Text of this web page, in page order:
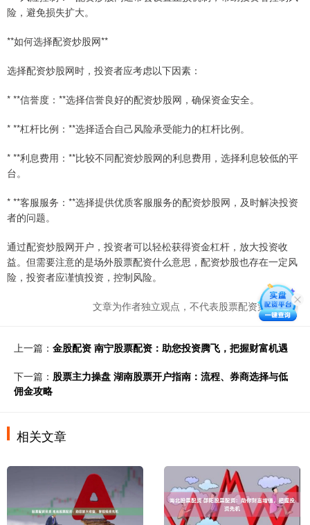
险，避免损失扩大。
**如何选择配资炒股网**
选择配资炒股网时，投资者应考虑以下因素：
* **信誉度：**选择信誉良好的配资炒股网，确保资金安全。
* **杠杆比例：**选择适合自己风险承受能力的杠杆比例。
* **利息费用：**比较不同配资炒股网的利息费用，选择利息较低的平
台。
* **客服服务：**选择提供优质客服服务的配资炒股网，及时解决投资
者的问题。
通过配资炒股网开户，投资者可以轻松获得资金杠杆，放大投资收
益。但需要注意的是场外股票配资什么意思，配资炒股也存在一定风
险，投资者应谨慎投资，控制风险。
文章为作者独立观点，不代表股票配资策略观点
上一篇： 金股配资 南宁股票配资：助您投资腾飞，把握财富机遇
下一篇： 股票主力操盘 湖南股票开户指南：流程、券商选择与低
佣金攻略
相关文章